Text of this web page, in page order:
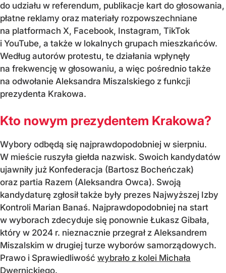
do udziału w referendum, publikacje kart do głosowania,
płatne reklamy oraz materiały rozpowszechniane
na platformach X, Facebook, Instagram, TikTok
i YouTube, a także w lokalnych grupach mieszkańców.
Według autorów protestu, te działania wpłynęły
na frekwencję w głosowaniu, a więc pośrednio także
na odwołanie Aleksandra Miszalskiego z funkcji
prezydenta Krakowa.
Kto nowym prezydentem Krakowa?
Wybory odbędą się najprawdopodobniej w sierpniu.
W mieście ruszyła giełda nazwisk. Swoich kandydatów
ujawniły już Konfederacja (Bartosz Bocheńczak)
oraz partia Razem (Aleksandra Owca). Swoją
kandydaturę zgłosił także były prezes Najwyższej Izby
Kontroli Marian Banaś. Najprawdopodobniej na start
w wyborach zdecyduje się ponownie Łukasz Gibała,
który w 2024 r. nieznacznie przegrał z Aleksandrem
Miszalskim w drugiej turze wyborów samorządowych.
Prawo i Sprawiedliwość wybrało z kolei Michała
Dwernickiego.